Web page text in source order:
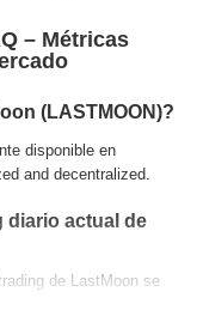
– Métricas
(LASTMOON)?
disponible en
and decentralized.
diario actual de
de LastMoon se